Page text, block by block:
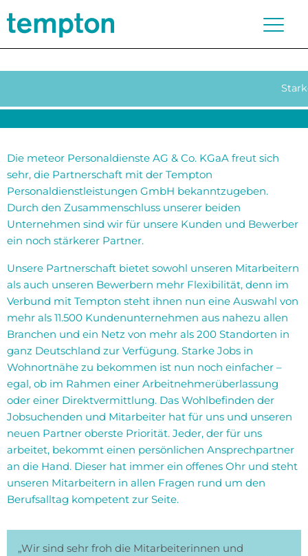
Die meteor Personaldienste AG & Co. KGaA freut sich
sehr, die Partnerschaft mit der Tempton
Personaldienstleistungen GmbH bekanntzugeben.
Durch den Zusammenschluss unserer beiden
Unternehmen sind wir für unsere Kunden und Bewerber
ein noch stärkerer Partner.
Unsere Partnerschaft bietet sowohl unseren Mitarbeitern
als auch unseren Bewerbern mehr Flexibilität, denn im
Verbund mit Tempton steht ihnen nun eine Auswahl von
mehr als 11.500 Kundenunternehmen aus nahezu allen
Branchen und ein Netz von mehr als 200 Standorten in
ganz Deutschland zur Verfügung. Starke Jobs in
Wohnortnähe zu bekommen ist nun noch einfacher –
egal, ob im Rahmen einer Arbeitnehmerüberlassung
oder einer Direktvermittlung. Das Wohlbefinden der
Jobsuchenden und Mitarbeiter hat für uns und unseren
neuen Partner oberste Priorität. Jeder, der für uns
arbeitet, bekommt einen persönlichen Ansprechpartner
an die Hand. Dieser hat immer ein offenes Ohr und steht
unseren Mitarbeitern in allen Fragen rund um den
Berufsalltag kompetent zur Seite.
„Wir sind sehr froh die Mitarbeiterinnen und